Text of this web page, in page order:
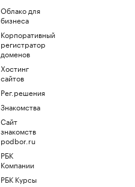
Облако для
бизнеса
Корпоративный
регистратор
доменов
Хостинг
сайтов
Рег.решения
Знакомства
Сайт
знакомств
podbor.ru
РБК
Компании
РБК Курсы